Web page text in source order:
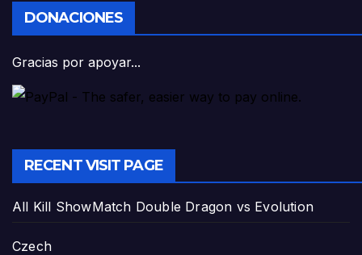
DONACIONES
Gracias por apoyar...
RECENT VISIT PAGE
All Kill ShowMatch Double Dragon vs Evolution
Czech